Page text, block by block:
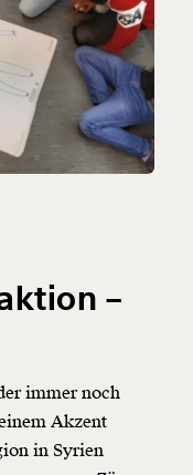
–
immer noch
Akzent
in Syrien